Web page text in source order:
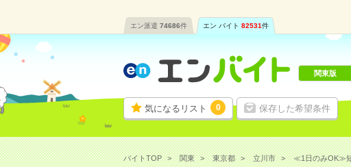
エン派遣 74686件 エン バイト 82531件
気になるリスト 0 保存した希望条件
関東版
バイトTOP 関東 東京都 立川市 ≪1日のみOK≫短